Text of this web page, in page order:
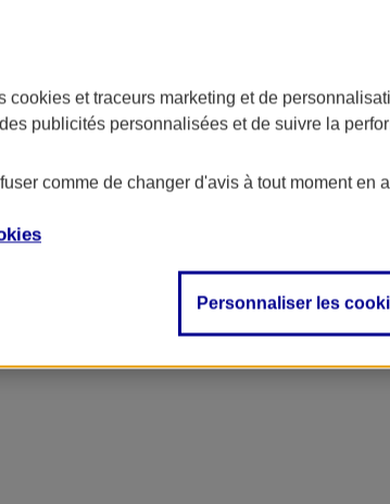
cookies et traceurs marketing et de
publicités personnalisées et de suivre la
comme de changer d'avis à tout moment en
Personnaliser les